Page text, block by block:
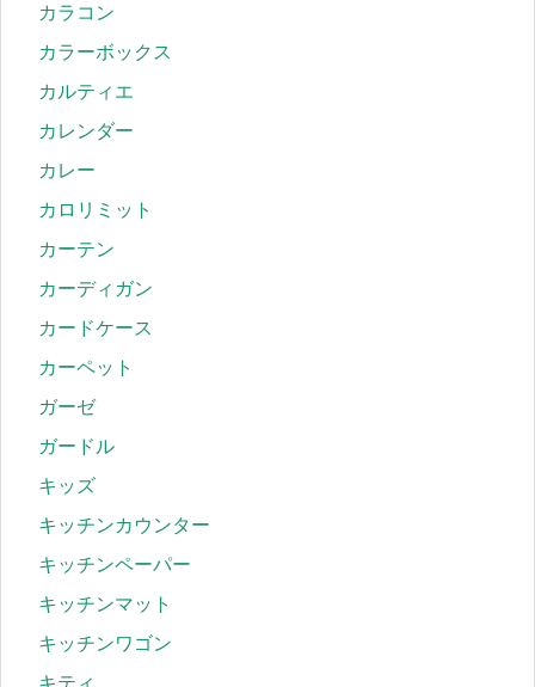
カラコン
カラーボックス
カルティエ
カレンダー
カレー
カロリミット
カーテン
カーディガン
カードケース
カーペット
ガーゼ
ガードル
キッズ
キッチンカウンター
キッチンペーパー
キッチンマット
キッチンワゴン
キティ